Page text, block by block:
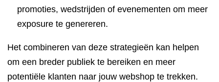
promoties, wedstrijden of evenementen om meer
exposure te genereren.
Het combineren van deze strategieën kan helpen
om een breder publiek te bereiken en meer
potentiële klanten naar jouw webshop te trekken.